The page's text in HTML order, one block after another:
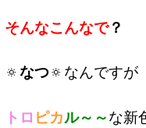
そんなこんなで？
🔅 なつ🔅なんですが
トロ ピカル～～な新